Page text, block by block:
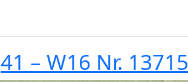
41 – W16 Nr. 13715